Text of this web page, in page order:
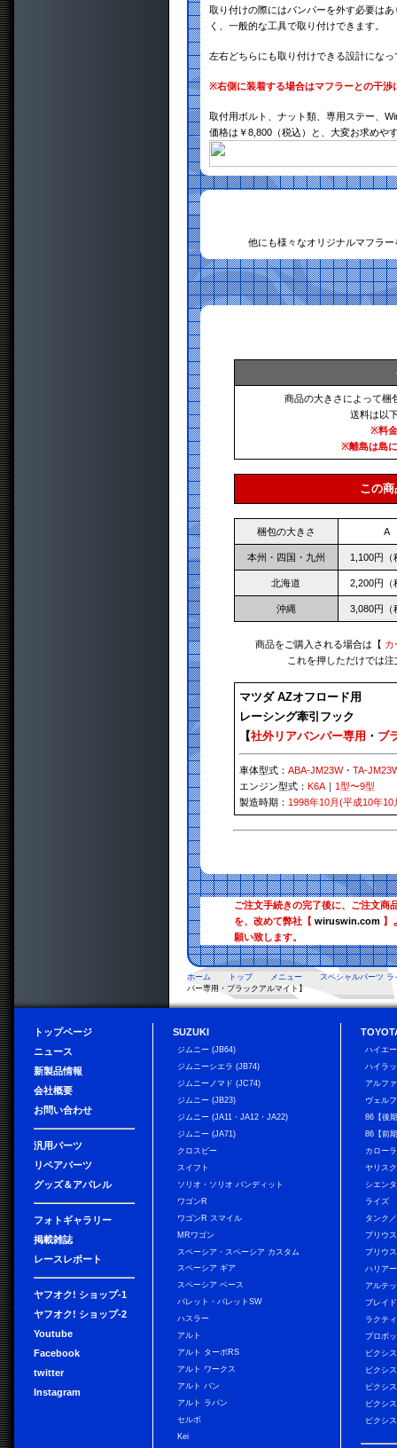
取り付けの際にはバンパーを外す必要は
く、一般的な工具で取り付けできます。
左右どちらにも取り付けできる設計になっ
※右側に装着する場合はマフラーとの干渉
取付用ボルト、ナット類、専用ステー、
価格は￥8,800（税込）と、大変お求めや
他にも様々なオリジナルマフラ
商品の大きさによって梱
送料は以
※料
※離島は島
この
梱包の大きさ A
本州・四国・九州 1,100円（
北海道 2,200円（
沖縄 3,080円（
商品をご購入される場合は【 カ
これを押しただけでは
マツダ AZオフロード用
レーシング牽引フック
【社外リアバンパー専用 ・ ブ
車体型式： ABA-JM23W・ TA-
エンジン型式： K6A｜ 1型〜9型
製造時期： 1998年10月(平成10年10
ご注文手続きの完了後に、ご注文商
を、改めて弊社【 wiruswin.com】
願い致します。
ホーム トップ メニュー
スペシャルパーツ ラ
パー専用・ブラックアルマイト】
トップページ
ニュース
新製品情報
会社概要
お問い合わせ
汎用パーツ
リペアパーツ
グッズ＆アパレル
フォトギャラリー
掲載雑誌
レースレポート
ヤフオク! ショップ-1
ヤフオク! ショップ-2
Youtube
Facebook
twitter
Instagram
SUZUKI
ジムニー (JB64)
ジムニーシエラ (JB74)
ジムニーノマド (JC74)
ジムニー (JB23)
ジムニー (JA11・JA12・JA22)
ジムニー (JA71)
クロスビー
スイフト
ソリオ・ソリオ バンディット
ワゴンR
ワゴンR スマイル
MRワゴン
スペーシア・スペーシア カスタム
スペーシア ギア
スペーシア ベース
パレット・パレットSW
ハスラー
アルト
アルト ターボRS
アルト ワークス
アルト バン
アルト ラパン
セルボ
Kei
ハイエ
ハイラ
アルフ
ヴェル
86【後
86【前
カロー
ヤリス
シエンタ
ライズ
タンク
プリウス
プリウ
ハリアー
アルテ
ブレイド
ラクテ
プロボ
ピクシ
ピクシ
ピクシ
ピクシ
ピクシ